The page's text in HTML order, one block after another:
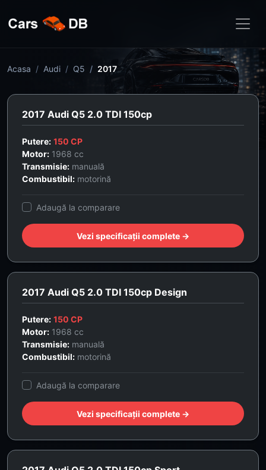
Acasa Audi Q5 2017
2017 Audi Q5 2.0 TDI 150cp
Putere: 150 CP
Motor: 1968 cc
Transmisie: manuală
Combustibil: motorină
Adaugă la comparare
Vezi specificații complete →
2017 Audi Q5 2.0 TDI 150cp Design
Putere: 150 CP
Motor: 1968 cc
Transmisie: manuală
Combustibil: motorină
Adaugă la comparare
Vezi specificații complete →